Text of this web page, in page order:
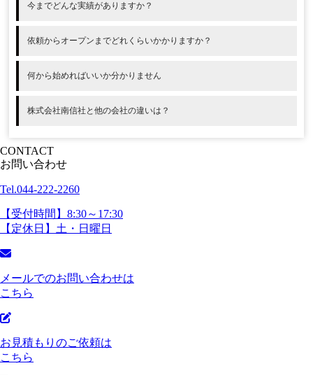
今までどんな実績がありますか？
依頼からオープンまでどれくらいかかりますか？
何から始めればいいか分かりません
株式会社南信社と他の会社の違いは？
CONTACT
お問い合わせ
Tel.044-222-2260
【受付時間】8:30～17:30
【定休日】土・日曜日
メールでのお問い合わせは
こちら
お見積もりのご依頼は
こちら